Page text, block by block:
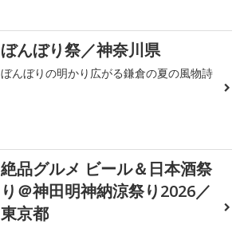
ぼんぼり祭／神奈川県
ぼんぼりの明かり広がる鎌倉の夏の風物詩
絶品グルメ ビール＆日本酒祭
り＠神田明神納涼祭り2026／
東京都